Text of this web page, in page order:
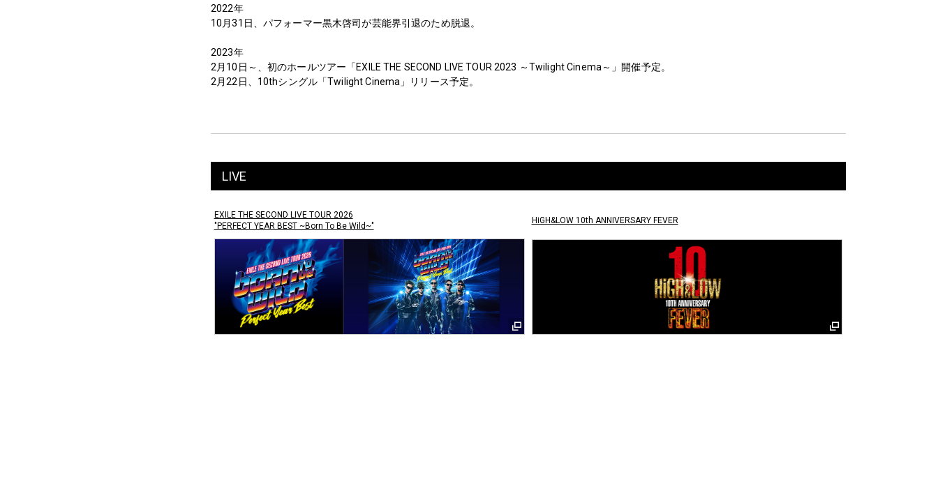
2022年
10月31日、パフォーマー黒木啓司が芸能界引退のため脱退。
2023年
2月10日～、初のホールツアー「EXILE THE SECOND LIVE TOUR 2023 ～Twilight Cinema～」開催予定。
2月22日、10thシングル「Twilight Cinema」リリース予定。
LIVE
EXILE THE SECOND LIVE TOUR 2026
"PERFECT YEAR BEST ~Born To Be Wild~"
HiGH&LOW 10th ANNIVERSARY FEVER